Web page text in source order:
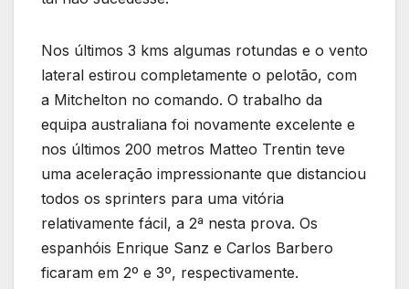
Nos últimos 3 kms algumas rotundas e o vento
lateral estirou completamente o pelotão, com
a Mitchelton no comando. O trabalho da
equipa australiana foi novamente excelente e
nos últimos 200 metros Matteo Trentin teve
uma aceleração impressionante que distanciou
todos os sprinters para uma vitória
relativamente fácil, a 2ª nesta prova. Os
espanhóis Enrique Sanz e Carlos Barbero
ficaram em 2º e 3º, respectivamente.